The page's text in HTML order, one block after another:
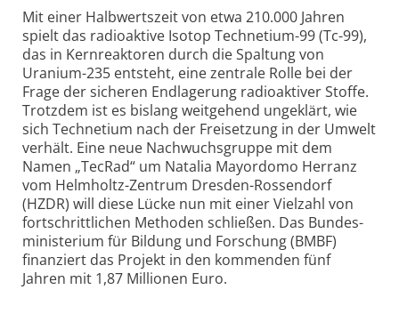
Mit einer Halbwertszeit von etwa 210.000 Jahren
spielt das radioaktive Isotop Technetium-99 (Tc-99),
das in Kernreaktoren durch die Spaltung von
Uranium-235 entsteht, eine zentrale Rolle bei der
Frage der sicheren Endlagerung radioaktiver Stoffe.
Trotzdem ist es bislang weitgehend ungeklärt, wie
sich Technetium nach der Freisetzung in der Umwelt
verhält. Eine neue Nachwuchs­gruppe mit dem
Namen „TecRad“ um Natalia Mayordomo Herranz
vom Helmholtz-Zentrum Dresden-Rossendorf
(HZDR) will diese Lücke nun mit einer Vielzahl von
fortschrittlichen Methoden schließen. Das Bundes­
ministerium für Bildung und Forschung (BMBF)
finanziert das Projekt in den kommenden fünf
Jahren mit 1,87 Millionen Euro.